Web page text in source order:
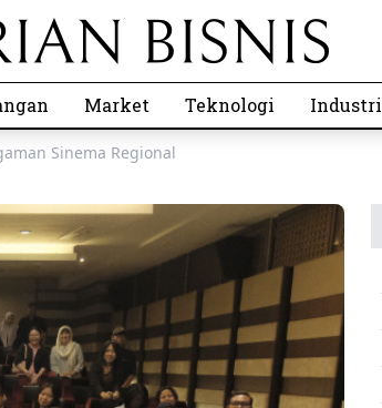
Market Teknologi Industri
Sinema Regional